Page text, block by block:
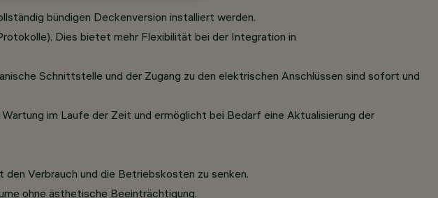
bündigen Deckenversion installiert werden.
Dies bietet mehr Flexibilität bei der Integration in
Schnittstelle und der Zugang zu den elektrischen Anschlüssen sind sofort und
im Laufe der Zeit und ermöglicht bei Bedarf eine Aktualisierung der
Verbrauch und die Betriebskosten zu senken.
ohne ästhetische Beeinträchtigung.